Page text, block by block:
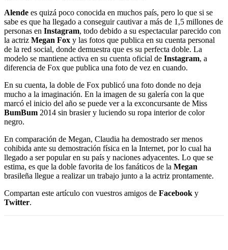
Alende es quizá poco conocida en muchos país, pero lo que si se
sabe es que ha llegado a conseguir cautivar a más de 1,5 millones de
personas en Instagram, todo debido a su espectacular parecido con
la actriz Megan Fox y las fotos que publica en su cuenta personal
de la red social, donde demuestra que es su perfecta doble. La
modelo se mantiene activa en su cuenta oficial de Instagram, a
diferencia de Fox que publica una foto de vez en cuando.
En su cuenta, la doble de Fox publicó una foto donde no deja
mucho a la imaginación. En la imagen de su galería con la que
marcó el inicio del año se puede ver a la exconcursante de Miss
BumBum 2014 sin brasier y luciendo su ropa interior de color
negro.
En comparación de Megan, Claudia ha demostrado ser menos
cohibida ante su demostración física en la Internet, por lo cual ha
llegado a ser popular en su país y naciones adyacentes. Lo que se
estima, es que la doble favorita de los fanáticos de la Megan
brasileña llegue a realizar un trabajo junto a la actriz prontamente.
Compartan este artículo con vuestros amigos de Facebook y
Twitter.